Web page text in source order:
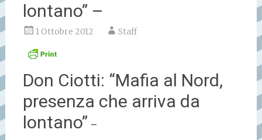
lontano” –
1 Ottobre 2012 Staff
Don Ciotti: “Mafia al Nord,
presenza che arriva da
lontano” –